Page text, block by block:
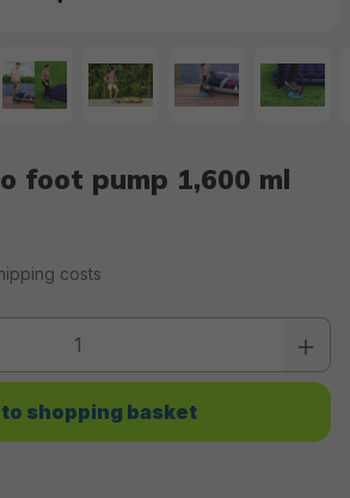
foot pump 1,600 ml
costs
desired value or use the buttons to increase or
to shopping basket